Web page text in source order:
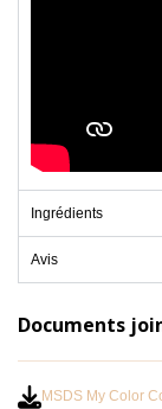
Ingrédients
Avis
Documents
MSDS My Color